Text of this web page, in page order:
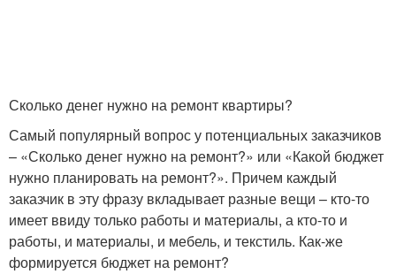
Сколько денег нужно на ремонт квартиры?
Самый популярный вопрос у потенциальных заказчиков
– «Сколько денег нужно на ремонт?» или «Какой бюджет
нужно планировать на ремонт?». Причем каждый
заказчик в эту фразу вкладывает разные вещи – кто-то
имеет ввиду только работы и материалы, а кто-то и
работы, и материалы, и мебель, и текстиль. Как-же
формируется бюджет на ремонт?